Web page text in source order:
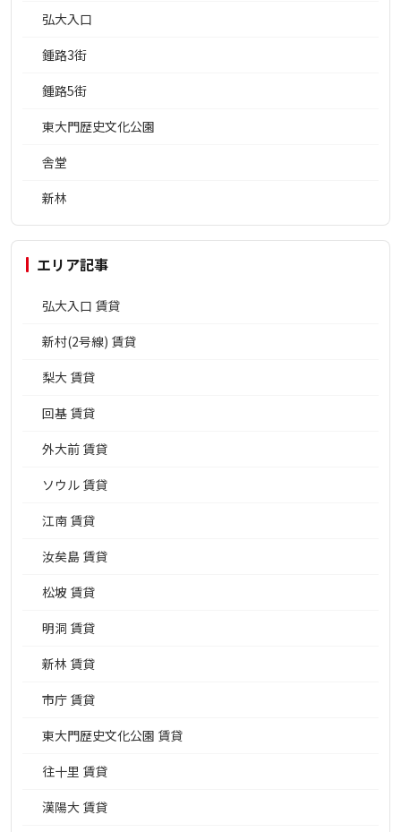
弘大入口
鍾路3街
鍾路5街
東大門歴史文化公園
舎堂
新林
エリア記事
弘大入口 賃貸
新村(2号線) 賃貸
梨大 賃貸
回基 賃貸
外大前 賃貸
ソウル 賃貸
江南 賃貸
汝矣島 賃貸
松坡 賃貸
明洞 賃貸
新林 賃貸
市庁 賃貸
東大門歴史文化公園 賃貸
往十里 賃貸
漢陽大 賃貸